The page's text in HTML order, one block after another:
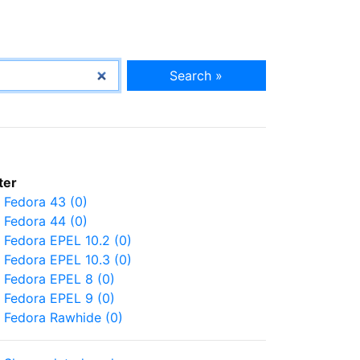
Search »
Fedora 43 (0)
Fedora 44 (0)
Fedora EPEL 10.2 (0)
Fedora EPEL 10.3 (0)
Fedora EPEL 8 (0)
Fedora EPEL 9 (0)
Fedora Rawhide (0)